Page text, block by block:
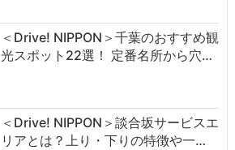
＜Drive! NIPPON＞千葉のおすすめ観
光スポット22選！ 定番名所から穴…
＜Drive! NIPPON＞談合坂サービスエ
リアとは？上り・下りの特徴や一…